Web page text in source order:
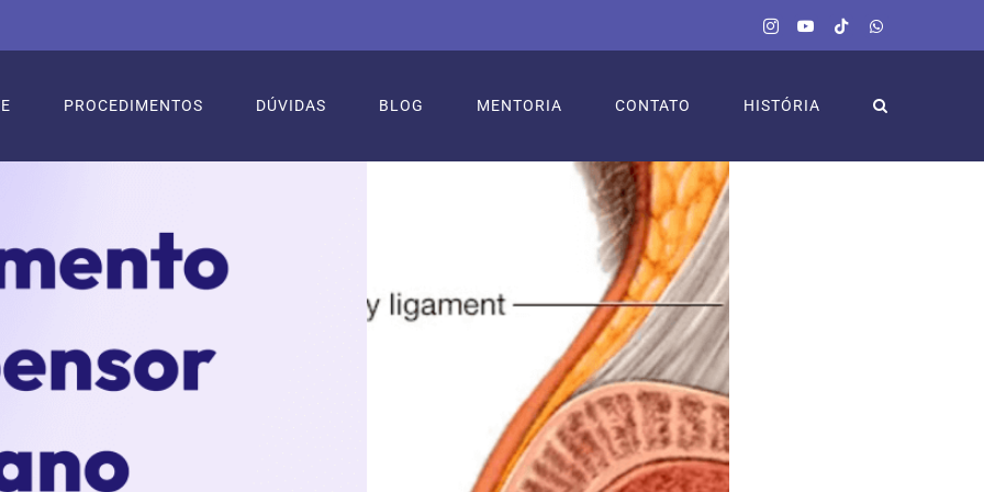
InstagramYouTubeTiktokWhatsApp
PROCEDIMENTOS DÚVIDAS BLOG MENTORIA CONTATO HISTÓRIA